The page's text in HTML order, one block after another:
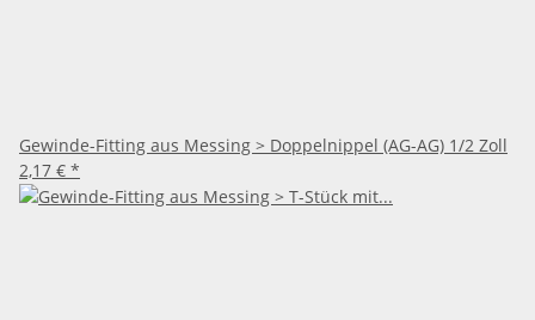
Gewinde-Fitting aus Messing > Doppelnippel (AG-AG) 1/2 Zoll
2,17 € *